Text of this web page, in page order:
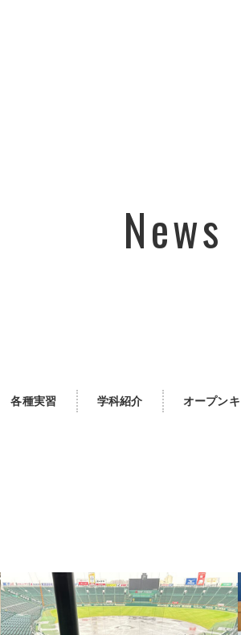
News
各種実習 学科紹介 オープン